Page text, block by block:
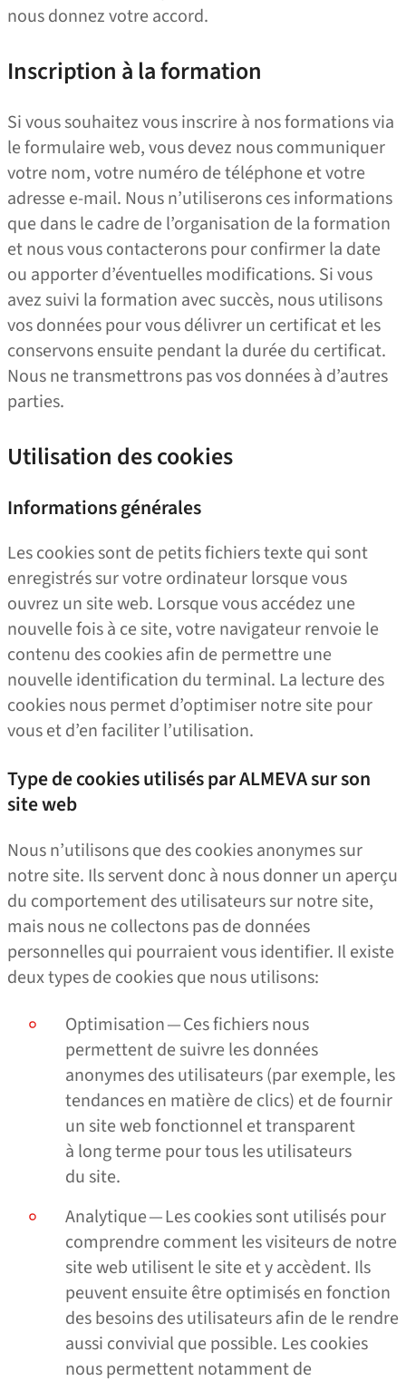
nous donnez votre accord.
Inscription à la formation
Si vous souhaitez vous inscrire à nos formations via
le formulaire web, vous devez nous communiquer
votre nom, votre numéro de téléphone et votre
adresse e‑mail. Nous n’utiliserons ces informations
que dans le cadre de l’organisation de la formation
et nous vous contacterons pour confirmer la date
ou apporter d’éventuelles modifications. Si vous
avez suivi la formation avec succès, nous utilisons
vos données pour vous délivrer un certificat et les
conservons ensuite pendant la durée du certificat.
Nous ne transmettrons pas vos données à d’autres
parties.
Utilisation des cookies
Informations générales
Les cookies sont de petits fichiers texte qui sont
enregistrés sur votre ordinateur lorsque vous
ouvrez un site web. Lorsque vous accédez une
nouvelle fois à ce site, votre navigateur renvoie le
contenu des cookies afin de permettre une
nouvelle identification du terminal. La lecture des
cookies nous permet d’optimiser notre site pour
vous et d’en faciliter l’utilisation.
Type de cookies utilisés par ALMEVA sur son
site web
Nous n’utilisons que des cookies anonymes sur
notre site. Ils servent donc à nous donner un aperçu
du comportement des utilisateurs sur notre site,
mais nous ne collectons pas de données
personnelles qui pourraient vous identifier. Il existe
deux types de cookies que nous utilisons:
Optimisation — Ces fichiers nous
permettent de suivre les données
anonymes des utilisateurs (par exemple, les
tendances en matière de clics) et de fournir
un site web fonctionnel et transparent
à long terme pour tous les utilisateurs
du site.
Analytique — Les cookies sont utilisés pour
comprendre comment les visiteurs de notre
site web utilisent le site et y accèdent. Ils
peuvent ensuite être optimisés en fonction
des besoins des utilisateurs afin de le rendre
aussi convivial que possible. Les cookies
nous permettent notamment de